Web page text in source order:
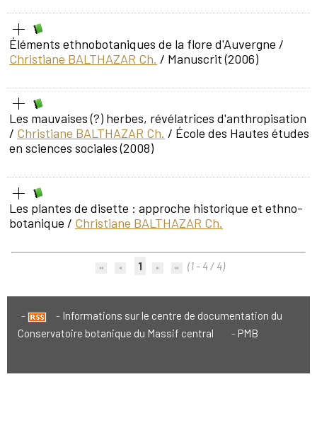
Éléments ethnobotaniques de la flore d'Auvergne /
Christiane BALTHAZAR Ch. / Manuscrit (2006)
Les mauvaises (?) herbes, révélatrices d'anthropisation
/ Christiane BALTHAZAR Ch. / École des Hautes études
en sciences sociales (2008)
Les plantes de disette : approche historique et ethno-
botanique / Christiane BALTHAZAR Ch.
1 (1 - 4 / 4)
Informations sur le centre de documentation du
Conservatoire botanique du Massif central
PMB